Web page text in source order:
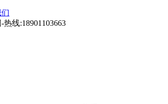
热线:18901103663